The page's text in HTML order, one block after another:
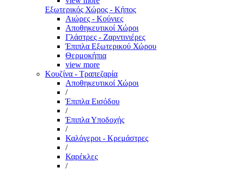
Εξωτερικός Χώρος - Κήπος
Αιώρες - Κούνιες
Αποθηκευτικοί Χώροι
Γλάστρες - Ζαρντινιέρες
Έπιπλα Εξωτερικού Χώρου
Θερμοκήπια
view more
Κουζίνα - Τραπεζαρία
Αποθηκευτικοί Χώροι
/
Έπιπλα Εισόδου
/
Έπιπλα Υποδοχής
/
Καλόγεροι - Κρεμάστρες
/
Καρέκλες
/